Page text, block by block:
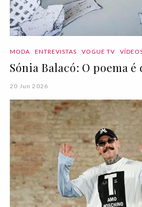
MODA ENTREVISTAS VOGUE TV
Sónia Balacó: O poema é
20 Jun 2026